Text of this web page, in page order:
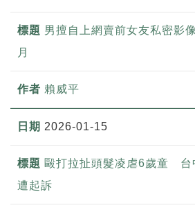
男擅自上網賣前女友私密影
月
賴威平
2026-01-15
毆打拉扯頭髮凌虐6歲童 台
遭起訴